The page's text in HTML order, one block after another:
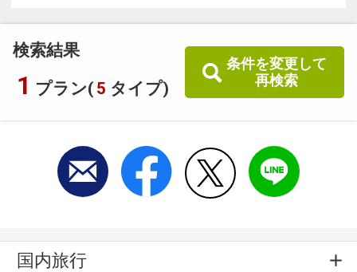
検索結果
1 プラン( 5 タイプ)
条件を変更して
再検索
国内旅行